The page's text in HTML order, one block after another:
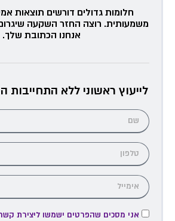
חלומות גדולים דורשים תוצאות
משמעותית. רוצה החזר השקעה שיגרום
אנחנו הכתובת שלך.
לייעוץ ראשוני ללא התחייבות
אני מסכים שהפרטים ישמשו ליצירת